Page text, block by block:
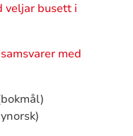
veljar busett i
med